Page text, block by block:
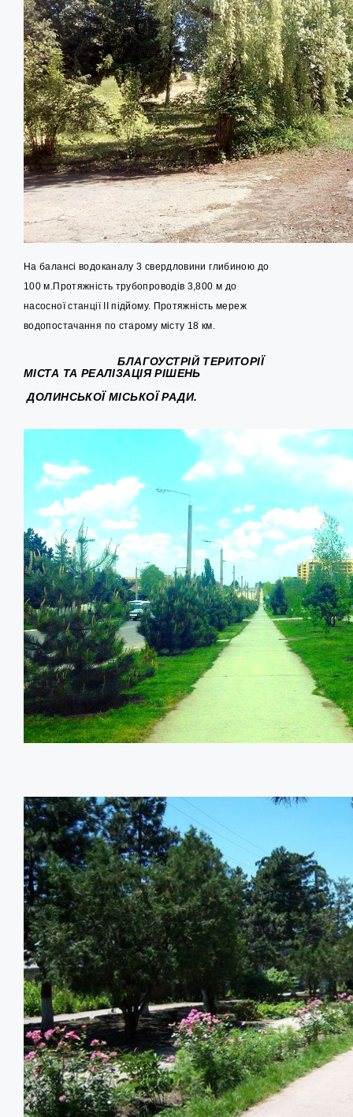
На балансі водоканалу 3 свердловини глибиною до
100 м.Протяжність трубопроводів 3,800 м до
насосної станції II підйому. Протяжність мереж
водопостачання по старому місту 18 км.
БЛАГОУСТРІЙ ТЕРИТОРІЇ
МІСТА ТА РЕАЛІЗАЦІЯ РІШЕНЬ
ДОЛИНСЬКОЇ МІСЬКОЇ РАДИ.